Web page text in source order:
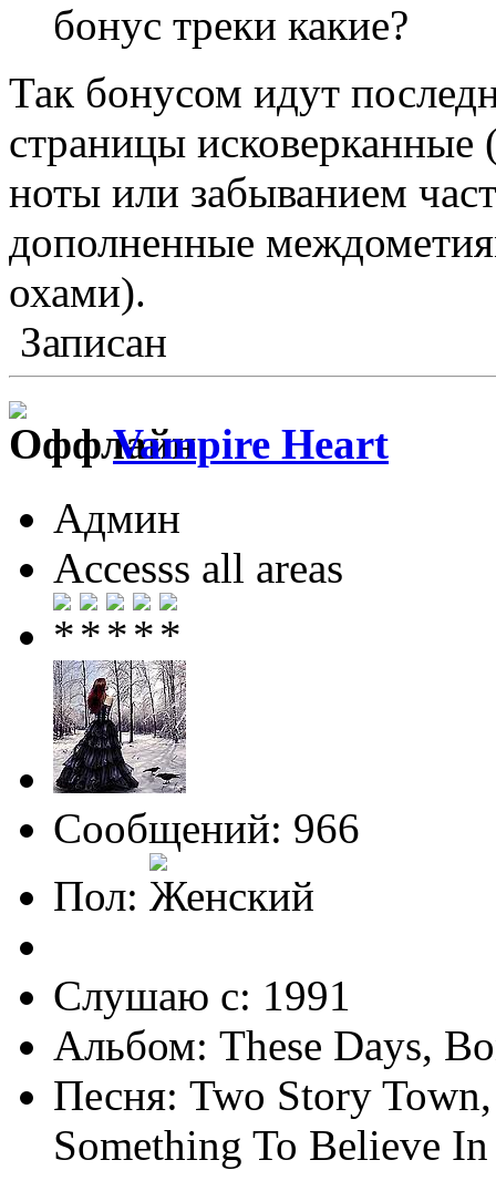
бонус треки какие?
Так бонусом идут
страницы исковерканные
ноты или забыванием
дополненные
охами).
Записан
Vampire Heart
Админ
Accesss all areas
Сообщений: 966
Пол:
Слушаю с: 1991
Альбом: These Days,
Песня: Two Story
Something To Believe In